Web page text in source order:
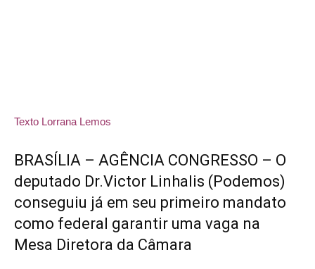
Texto Lorrana Lemos
BRASÍLIA – AGÊNCIA CONGRESSO – O
deputado Dr.Victor Linhalis (Podemos)
conseguiu já em seu primeiro mandato
como federal garantir uma vaga na
Mesa Diretora da Câmara